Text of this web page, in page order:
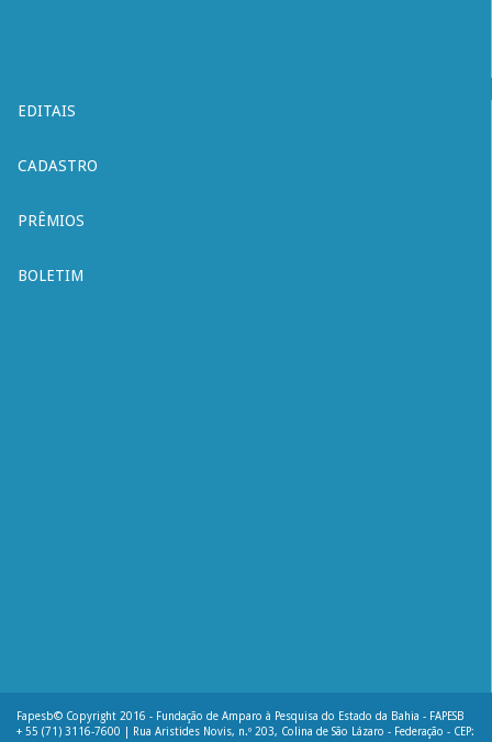
EDITAIS
CADASTRO
PRÊMIOS
BOLETIM
Fapesb© Copyright 2016 - Fundação de Amparo à Pesquisa do Estado da Bahia - FAPESB
+ 55 (71) 3116-7600 | Rua Aristides Novis, n.º 203, Colina de São Lázaro - Federação - CEP: